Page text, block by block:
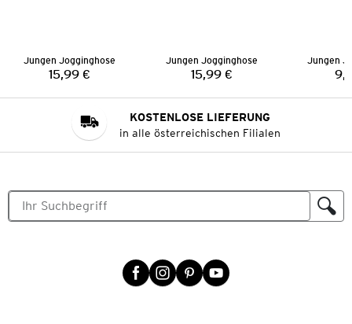
Jungen Jogginghose
Preis:
15,99 €
Jungen Jogginghose
Preis:
15,99 €
Jungen
KOSTENLOSE LIEFERUNG
in alle österreichischen Filialen